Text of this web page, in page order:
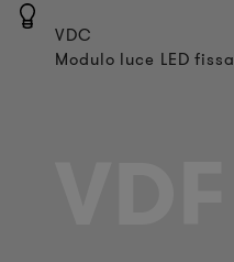
VDC
Modulo luce LED fissa